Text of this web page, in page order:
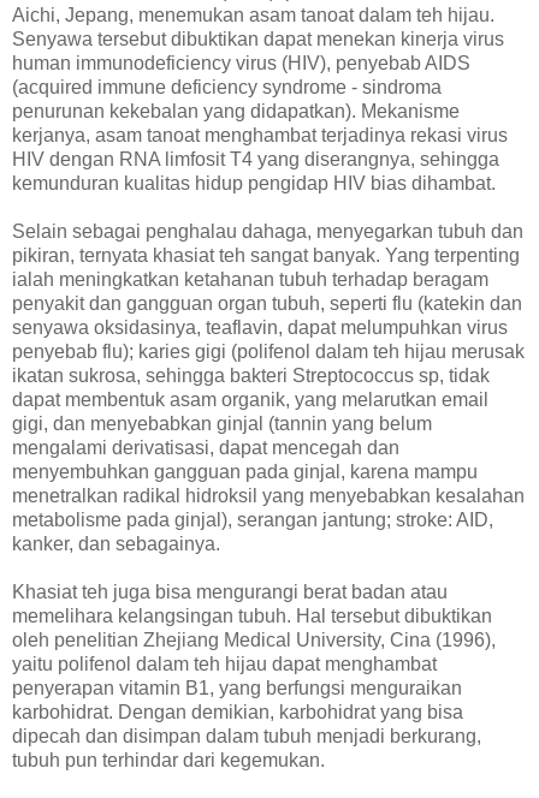
Aichi, Jepang, menemukan asam tanoat dalam teh hijau.
Senyawa tersebut dibuktikan dapat menekan kinerja virus
human immunodeficiency virus (HIV), penyebab AIDS
(acquired immune deficiency syndrome - sindroma
penurunan kekebalan yang didapatkan). Mekanisme
kerjanya, asam tanoat menghambat terjadinya rekasi virus
HIV dengan RNA limfosit T4 yang diserangnya, sehingga
kemunduran kualitas hidup pengidap HIV bias dihambat.
Selain sebagai penghalau dahaga, menyegarkan tubuh dan
pikiran, ternyata khasiat teh sangat banyak. Yang terpenting
ialah meningkatkan ketahanan tubuh terhadap beragam
penyakit dan gangguan organ tubuh, seperti flu (katekin dan
senyawa oksidasinya, teaflavin, dapat melumpuhkan virus
penyebab flu); karies gigi (polifenol dalam teh hijau merusak
ikatan sukrosa, sehingga bakteri Streptococcus sp, tidak
dapat membentuk asam organik, yang melarutkan email
gigi, dan menyebabkan ginjal (tannin yang belum
mengalami derivatisasi, dapat mencegah dan
menyembuhkan gangguan pada ginjal, karena mampu
menetralkan radikal hidroksil yang menyebabkan kesalahan
metabolisme pada ginjal), serangan jantung; stroke: AID,
kanker, dan sebagainya.
Khasiat teh juga bisa mengurangi berat badan atau
memelihara kelangsingan tubuh. Hal tersebut dibuktikan
oleh penelitian Zhejiang Medical University, Cina (1996),
yaitu polifenol dalam teh hijau dapat menghambat
penyerapan vitamin B1, yang berfungsi menguraikan
karbohidrat. Dengan demikian, karbohidrat yang bisa
dipecah dan disimpan dalam tubuh menjadi berkurang,
tubuh pun terhindar dari kegemukan.